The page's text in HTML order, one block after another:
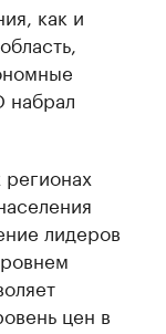
как и
набрал
лидеров
цен в